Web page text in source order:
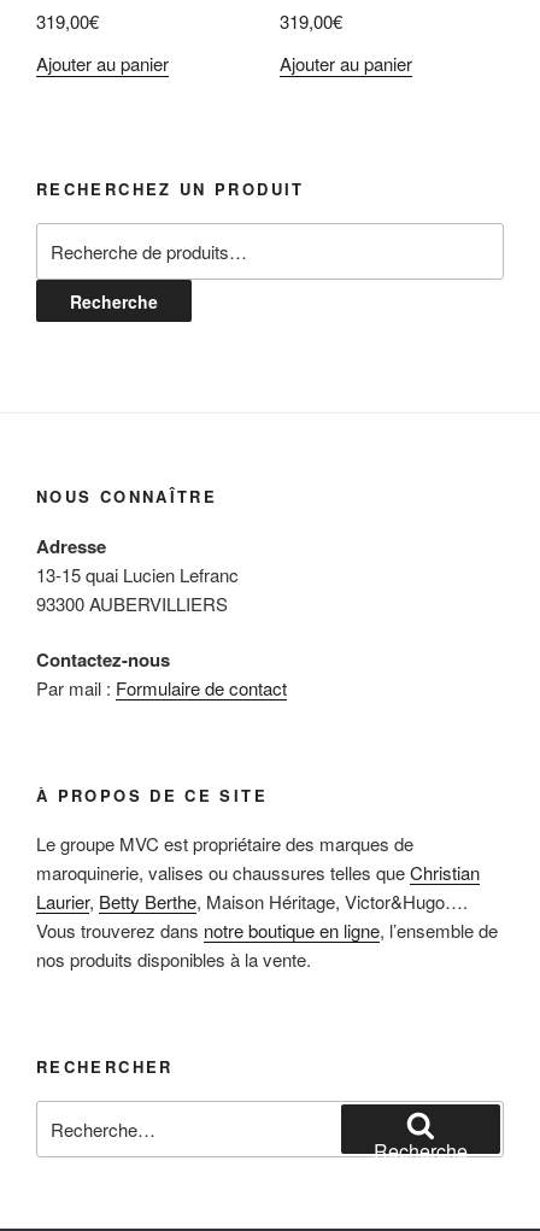
319,00€
Ajouter au panier
319,00€
Ajouter au panier
RECHERCHEZ UN PRODUIT
pour :
Recherche
NOUS CONNAÎTRE
Adresse
13-15 quai Lucien Lefranc
93300 AUBERVILLIERS
Contactez-nous
Par mail : Formulaire de contact
À PROPOS DE CE SITE
Le groupe MVC est propriétaire des marques de
maroquinerie, valises ou chaussures telles queChristian
Laurier, Betty Berthe, Maison Héritage, Victor&Hugo….
Vous trouverez dans notre boutique en ligne, l’ensemble de
nos produits disponibles à la vente.
RECHERCHER
pour
Recherche